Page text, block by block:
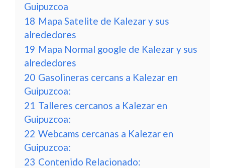
Guipuzcoa
18 Mapa Satelite de Kalezar y sus
alrededores
19 Mapa Normal google de Kalezar y sus
alrededores
20 Gasolineras cercans a Kalezar en
Guipuzcoa:
21 Talleres cercanos a Kalezar en
Guipuzcoa:
22 Webcams cercanas a Kalezar en
Guipuzcoa:
23 Contenido Relacionado: